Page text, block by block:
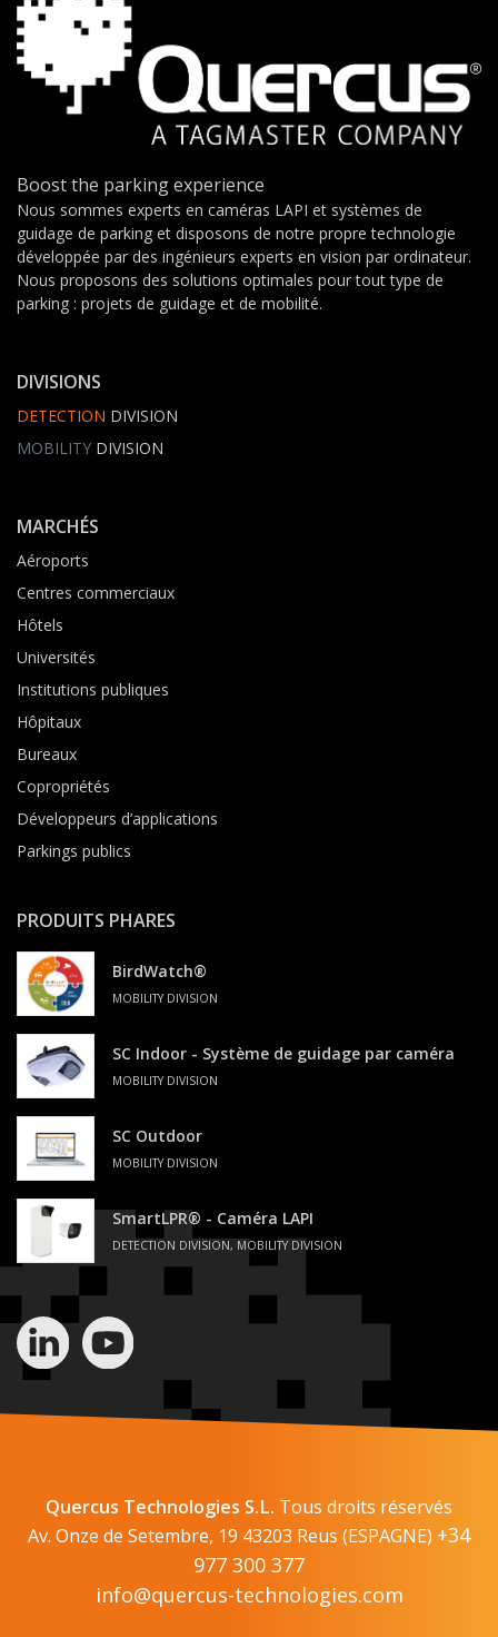
Boost the parking experience
Nous sommes experts en caméras LAPI et systèmes de
guidage de parking et disposons de notre propre technologie
développée par des ingénieurs experts en vision par ordinateur.
Nous proposons des solutions optimales pour tout type de
parking : projets de guidage et de mobilité.
DIVISIONS
DETECTION DIVISION
MOBILITY DIVISION
MARCHÉS
Aéroports
Centres commerciaux
Hôtels
Universités
Institutions publiques
Hôpitaux
Bureaux
Copropriétés
Développeurs d’applications
Parkings publics
PRODUITS PHARES
BirdWatch®
MOBILITY DIVISION
SC Indoor - Système de guidage par caméra
MOBILITY DIVISION
SC Outdoor
MOBILITY DIVISION
SmartLPR® - Caméra LAPI
DETECTION DIVISION, MOBILITY DIVISION
Quercus Technologies S.L. Tous droits réservés
Av. Onze de Setembre, 19 43203 Reus (ESPAGNE) +34
977 300 377
info@quercus-technologies.com